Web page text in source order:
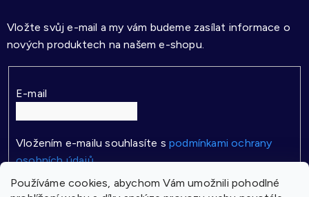
Používáme cookies, abychom Vám umožnili pohodlné
Vložte svůj e-mail a my vám budeme zasílat informace o
nových produktech na našem e-shopu.
E-mail
Vložením e-mailu souhlasíte s podmínkami ochrany
osobních údajů